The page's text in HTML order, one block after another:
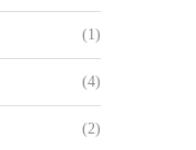
(1)
(4)
(2)